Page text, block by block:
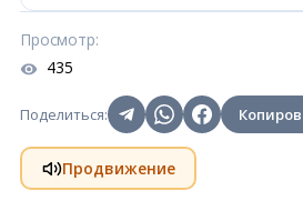
Просмотр:
435
Поделиться:
Продвижение